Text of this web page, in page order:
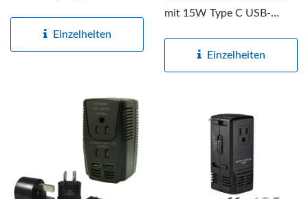
Ausland...Einzelheiten
mit 15W Type C USB-
Einzelheiten